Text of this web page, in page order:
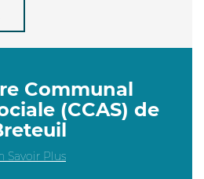
Communal
(CCAS) de
Savoir Plus